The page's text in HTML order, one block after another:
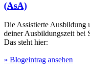
(AsA)
Die Assistierte Ausbildung
deiner Ausbildungszeit bei
Das steht hier:
» Blogeintrag ansehen